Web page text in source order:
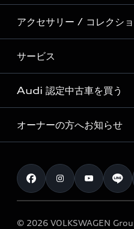
Audi Sport
Formula 1®
デジタルサービス
新車在庫検索
試乗車・展示車検索
見積り依頼
試乗予約
モデル一覧
特別仕様モデル / 限定モデル
e-tronラインアップ
価格シミュレーション
車両比較
カタログ一覧
アクセサリー / コレクシ
純正アクセサリー
オンラインショップ
Audi collection
アウディナビアプリ
サービス
サービス入庫予約
サービスプログラム
メンテナンス
車検 / 定期点検
e-tronアフターサポート
Audi 認定中古車を買う
Audi認定中古車
クオリティ
保証
メンテナンス
オーナーの方へお知らせ
お知らせ
オーナー様向けキャンペーン
© 2026 VOLKSWAGEN